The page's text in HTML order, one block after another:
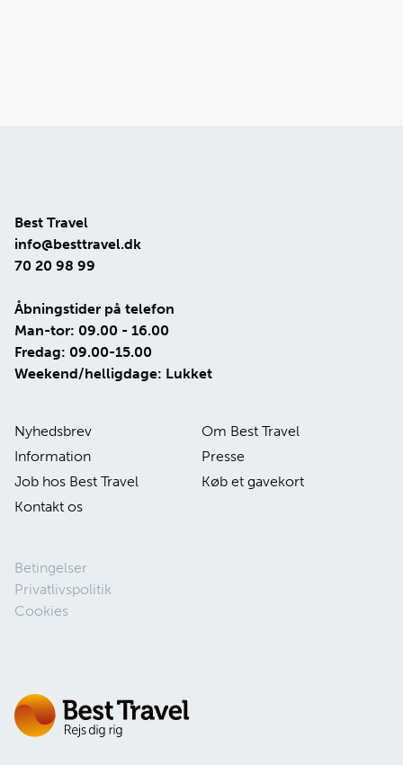
Best Travel
info@besttravel.dk
70 20 98 99
Åbningstider på telefon
Man-tor: 09.00 - 16.00
Fredag: 09.00-15.00
Weekend/helligdage: Lukket
Nyhedsbrev
Om Best Travel
Information
Presse
Job hos Best Travel
Køb et gavekort
Kontakt os
Betingelser
Privatlivspolitik
Cookies